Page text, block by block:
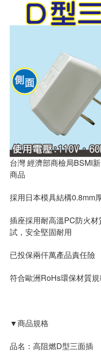
台灣 經濟部商檢局BSMI
商品
採用日本模具結構0.8mm
插座採用耐高溫PC防火
試，安全堅固耐用
已投保兩仟萬產品責任險
符合歐洲RoHs環保材質規
▼商品規格
品名：高阻燃D型三面插